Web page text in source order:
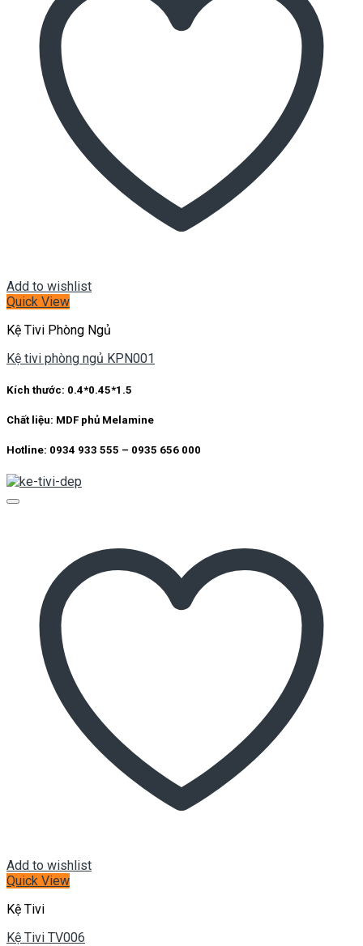
Add to wishlist
Quick View
Kệ Tivi Phòng Ngủ
Kệ tivi phòng ngủ KPN001
Kích thước: 0.4*0.45*1.5
Chất liệu: MDF phủ Melamine
Hotline: 0934 933 555 – 0935 656 000
Add to wishlist
Quick View
Kệ Tivi
Kệ Tivi TV006